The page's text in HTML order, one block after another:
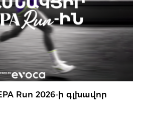
Run 2026-ի գլխավոր